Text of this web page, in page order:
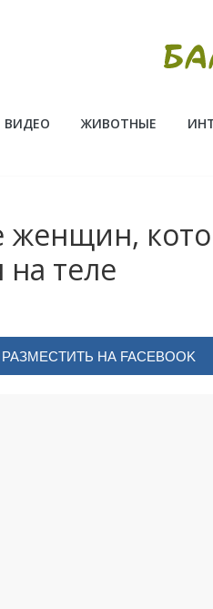
ВИДЕО ЖИВОТНЫЕ
женщин,
на теле
РАЗМЕСТИТЬ НА FACEBOOK